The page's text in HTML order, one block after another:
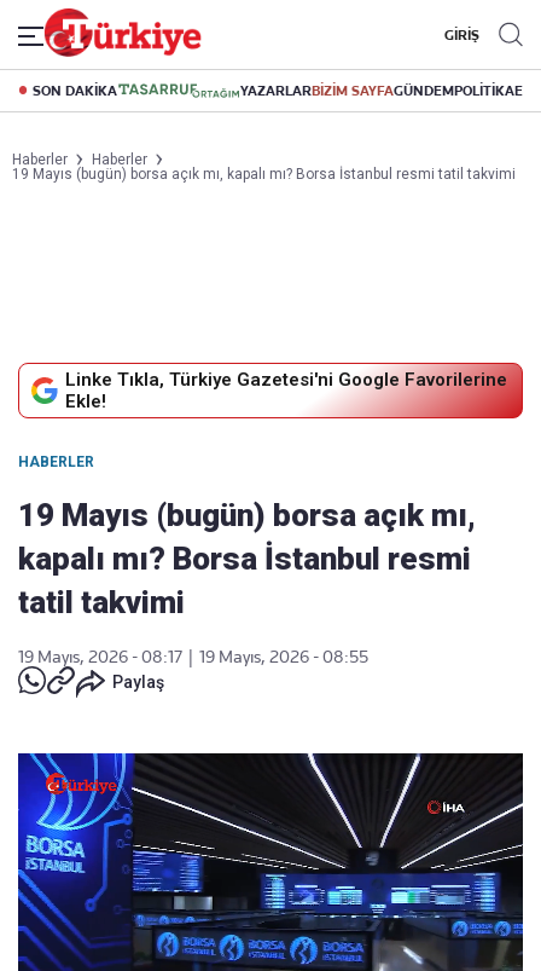
GİRİŞ
SON DAKİKA YAZARLARBİZİM SAYFAGÜNDEMPOLİTİKA
Haberler
Haberler
19 Mayıs (bugün) borsa açık mı, kapalı mı? Borsa İstanbul resmi tatil takvimi
Linke Tıkla, Türkiye Gazetesi'ni Google Favorilerine
Ekle!
HABERLER
19 Mayıs (bugün) borsa açık mı,
kapalı mı? Borsa İstanbul resmi
tatil takvimi
19 Mayıs, 2026 - 08:17
19 Mayıs, 2026 - 08:55
Paylaş